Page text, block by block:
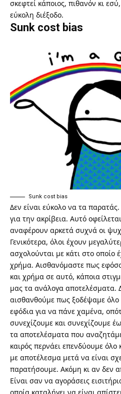
σκεφτεί κάποιος, πιθανόν κι
εύκολη διέξοδο.
Sunk cost bias
Sunk cost bias
Δεν είναι εύκολο να τα
για την ακρίβεια. Αυτό
αναφέρουν αρκετά συχνά οι
Γενικότερα, όλοι έχουν
ασχολούνται με κάτι στο οποίο
χρήμα. Αισθανόμαστε πως
και χρήμα σε αυτό, κάποια
μας τα ανάλογα αποτελέσματα.
αισθανθούμε πως ξοδέψαμε όλο
εφόδια για να πάνε χαμένα,
συνεχίζουμε και συνεχίζουμε
τα αποτελέσματα που
καιρός περνάει επενδύουμε όλο
με αποτέλεσμα μετά να είναι
παρατήσουμε. Ακόμη κι αν δεν
Είναι σαν να αγοράσεις